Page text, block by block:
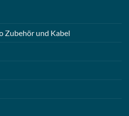
Zubehör und Kabel